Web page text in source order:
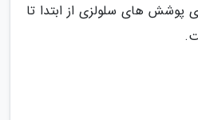
پوشش های سلولزی از ابتدا تا